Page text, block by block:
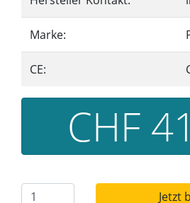
Marke:
CE:
CHF
Jetzt